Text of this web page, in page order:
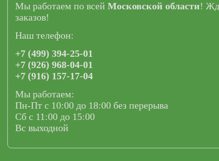
Мы работаем по всей Московской области!
заказов!
Наш телефон:
+7 (499) 394-25-01
+7 (926) 968-04-01
+7 (916) 157-17-04
Мы работаем:
Пн-Пт с 10:00 до 18:00 без перерыва
Сб с 11:00 до 15:00
Вс выходной